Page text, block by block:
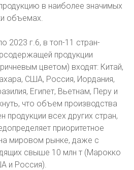
в наиболее значимых
объемах.
2023 г.6, в топ-11 стран-
продукции
цветом) входят: Китай,
США, Россия, Иордания,
Египет, Вьетнам, Перу и
что объем производства
продукции всех других стран,
приоритетное
мировом рынке, даже с
свыше 10 млн т (Марокко
и Россия).